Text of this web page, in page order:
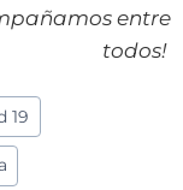
entre
todos!
19